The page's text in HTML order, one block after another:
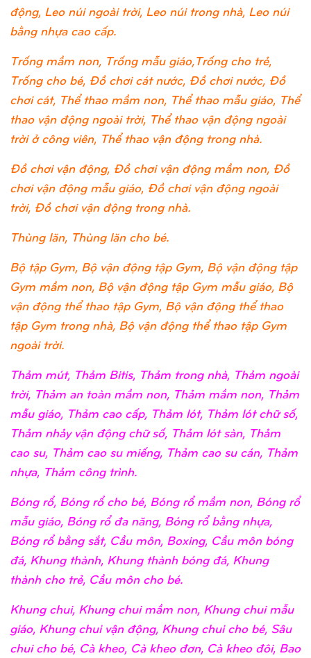
động, Leo núi ngoài trời, Leo núi trong nhà, Leo núi
bằng nhựa cao cấp.
Trống mầm non, Trống mẫu giáo,Trống cho trẻ,
Trống cho bé, Đồ chơi cát nước, Đồ chơi nước, Đồ
chơi cát, Thể thao mầm non, Thể thao mẫu giáo, Thể
thao vận động ngoài trời, Thể thao vận động ngoài
trời ở công viên, Thể thao vận động trong nhà.
Đồ chơi vận động, Đồ chơi vận động mầm non, Đồ
chơi vận động mẫu giáo, Đồ chơi vận động ngoài
trời, Đồ chơi vận động trong nhà.
Thùng lăn, Thùng lăn cho bé.
Bộ tập Gym, Bộ vận động tập Gym, Bộ vận động tập
Gym mầm non, Bộ vận động tập Gym mẫu giáo, Bộ
vận động thể thao tập Gym, Bộ vận động thể thao
tập Gym trong nhà, Bộ vận động thể thao tập Gym
ngoài trời.
Thảm mút, Thảm Bitis, Thảm trong nhà, Thảm ngoài
trời, Thảm an toàn mầm non, Thảm mầm non, Thảm
mẫu giáo, Thảm cao cấp, Thảm lót, Thảm lót chữ số,
Thảm nhảy vận động chữ số, Thảm lót sàn, Thảm
cao su, Thảm cao su miếng, Thảm cao su cán, Thảm
nhựa, Thảm công trình.
Bóng rổ, Bóng rổ cho bé, Bóng rổ mầm non, Bóng rổ
mẫu giáo, Bóng rổ đa năng, Bóng rổ bằng nhựa,
Bóng rổ bằng sắt, Cầu môn, Boxing, Cầu môn bóng
đá, Khung thành, Khung thành bóng đá, Khung
thành cho trẻ, Cầu môn cho bé.
Khung chui, Khung chui mầm non, Khung chui mẫu
giáo, Khung chui vận động, Khung chui cho bé, Sâu
chui cho bé, Cà kheo, Cà kheo đơn, Cà kheo đôi, Bao